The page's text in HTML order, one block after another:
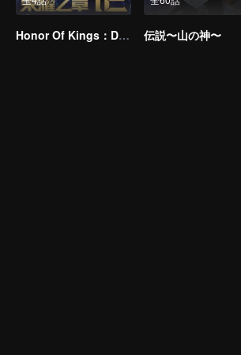
Honor Of Kings：Destiny 伝説〜山の神〜